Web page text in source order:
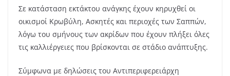
Σε κατάσταση εκτάκτου ανάγκης έχουν κηρυχθεί οι
οικισμοί Κρωβύλη, Ασκητές και περιοχές των Σαππών,
λόγω του σμήνους των ακρίδων που έχουν πλήξει όλες
τις καλλιέργειες που βρίσκονται σε στάδιο ανάπτυξης.
Σύμφωνα με δηλώσεις του Αντιπεριφερειάρχη